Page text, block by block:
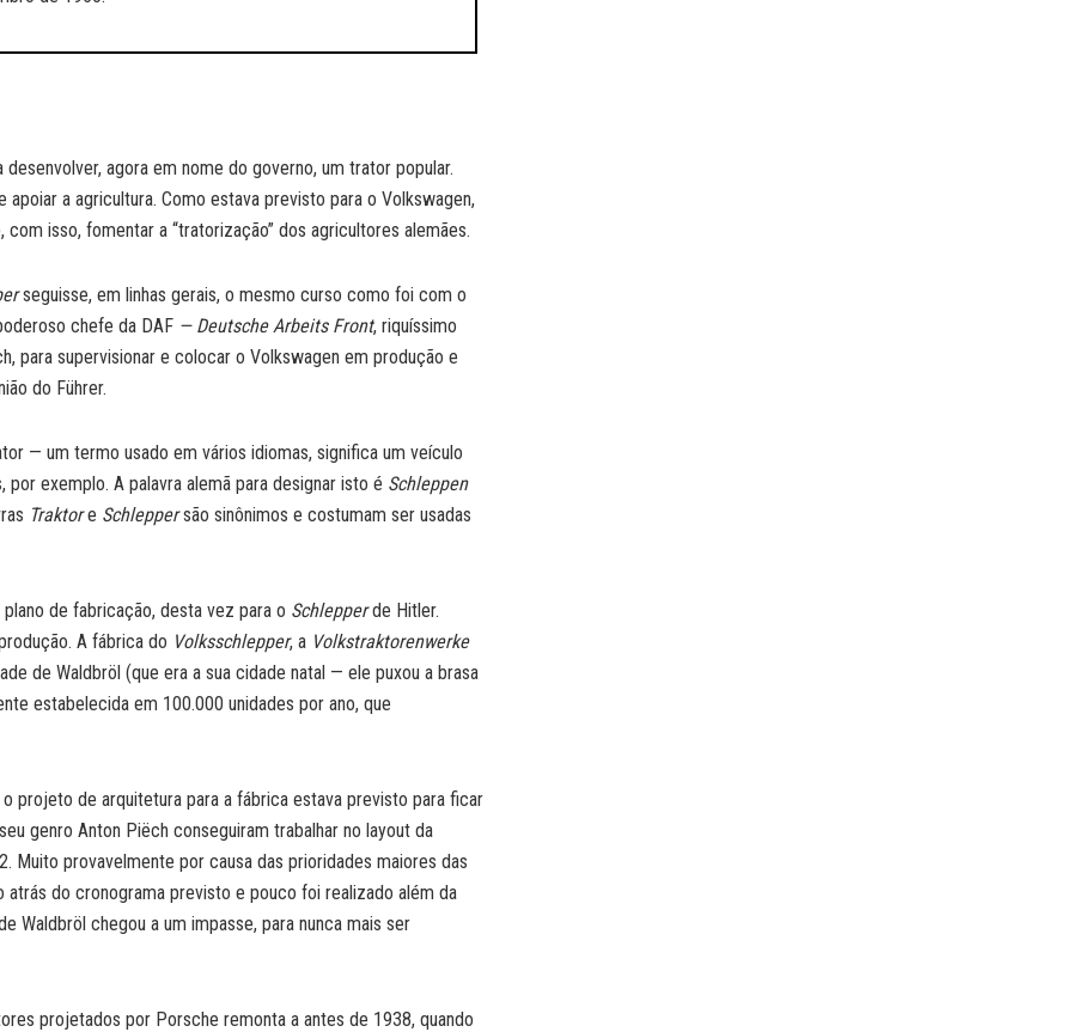
agora em nome do governo, um trator popular.
a agricultura. Como estava previsto para o Volkswagen,
isso, fomentar a “tratorização” dos agricultores alemães.
seguisse, em linhas gerais, o mesmo curso como foi com o
chefe da DAF — Deutsche Arbeits Front, riquíssimo
para supervisionar e colocar o Volkswagen em produção e
do Führer.
— um termo usado em vários idiomas, significa um veículo
exemplo. A palavra alemã para designar isto é Schleppen
Traktore Schleppersão sinônimos e costumam ser usadas
de fabricação, desta vez para o Schlepperde Hitler.
A fábrica do Volksschlepper, a Volkstraktorenwerke
de Waldbröl (que era a sua cidade natal — ele puxou a brasa
estabelecida em 100.000 unidades por ano, que
projeto de arquitetura para a fábrica estava previsto para ficar
genro Anton Piëch conseguiram trabalhar no layout da
provavelmente por causa das prioridades maiores das
do cronograma previsto e pouco foi realizado além da
Waldbröl chegou a um impasse, para nunca mais ser
projetados por Porsche remonta a antes de 1938, quando